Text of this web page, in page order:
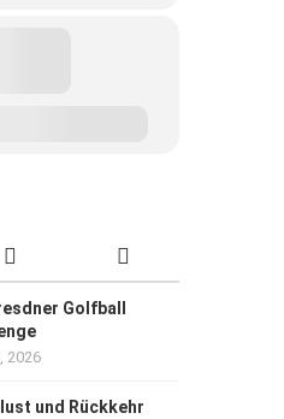
Golfball
2026
und Rückkehr